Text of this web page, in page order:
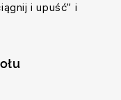
i upuść” i